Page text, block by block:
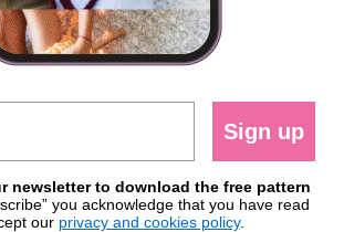
Sign up
newsletter to download the free pattern
you acknowledge that you have read
our privacy and cookies policy.